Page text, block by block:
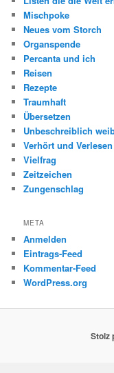
Mischpoke
Neues vom Storch
Organspende
Percanta und ich
Reisen
Rezepte
Traumhaft
Übersetzen
Unbeschreiblich
Verhört und Verlesen
Vielfrag
Zeitzeichen
Zungenschlag
META
Anmelden
Eintrags-Feed
Kommentar-Feed
WordPress.org
Stolz